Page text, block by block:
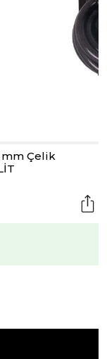
mm Çelik